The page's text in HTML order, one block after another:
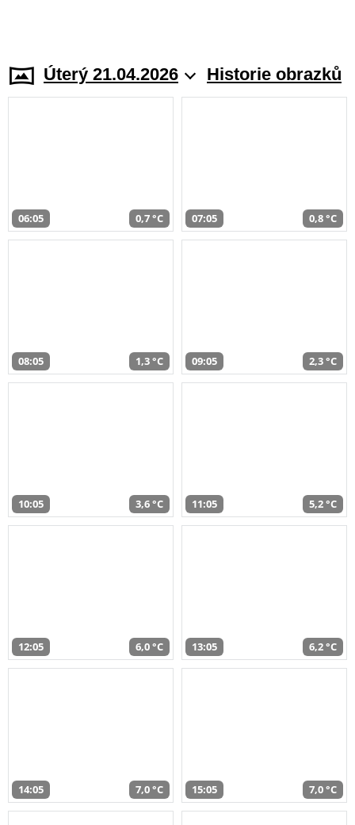
Úterý 21.04.2026 Historie obrazků
06:05 0,7 °C 07:05 0,8 °C
08:05 1,3 °C 09:05 2,3 °C
10:05 3,6 °C 11:05 5,2 °C
12:05 6,0 °C 13:05 6,2 °C
14:05 7,0 °C 15:05 7,0 °C